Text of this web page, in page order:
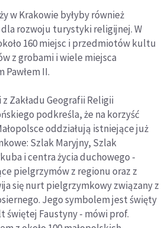
w Krakowie byłyby również
rozwoju turystyki religijnej. W
160 miejsc i przedmiotów kultu
z grobami i wiele miejsca
Pawłem II.
Zakładu Geografii Religii
podkreśla, że na korzyść
oddziałują istniejące już
Szlak Maryjny, Szlak
i centra życia duchowego -
pielgrzymów z regionu oraz z
się nurt pielgrzymkowy związany z
Jego symbolem jest święty
świętej Faustyny - mówi prof.